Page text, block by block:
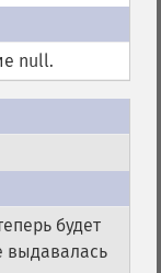
null.
будет
выдавалась